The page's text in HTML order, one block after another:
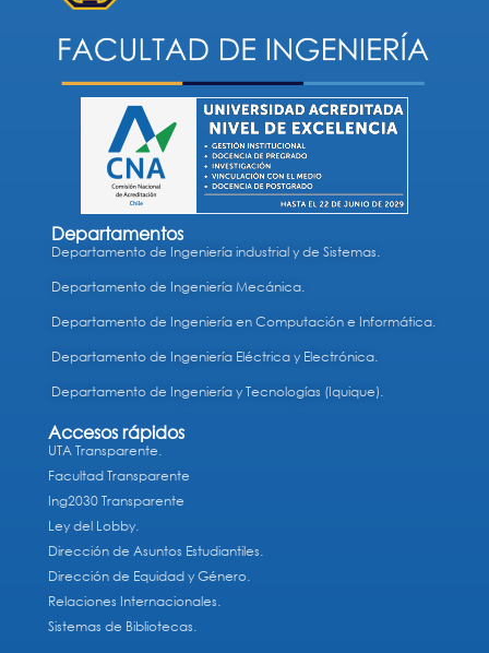
Departamentos
Departamento de Ingeniería industrial y de Sistemas.
Departamento de Ingeniería Mecánica.
Departamento de Ingeniería en Computación e Informática.
Departamento de Ingeniería Eléctrica y Electrónica.
Departamento de Ingeniería y Tecnologías (Iquique).
Accesos rápidos
UTA Transparente.
Facultad Transparente
Ing2030 Transparente
Ley del Lobby.
Dirección de Asuntos Estudiantiles.
Dirección de Equidad y Género.
Relaciones Internacionales.
Sistemas de Bibliotecas.